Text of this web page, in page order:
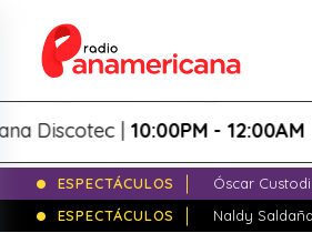
|10:00PM - 12:00AM
ESPECTÁCULOS
Óscar
ESPECTÁCULOS
Naldy